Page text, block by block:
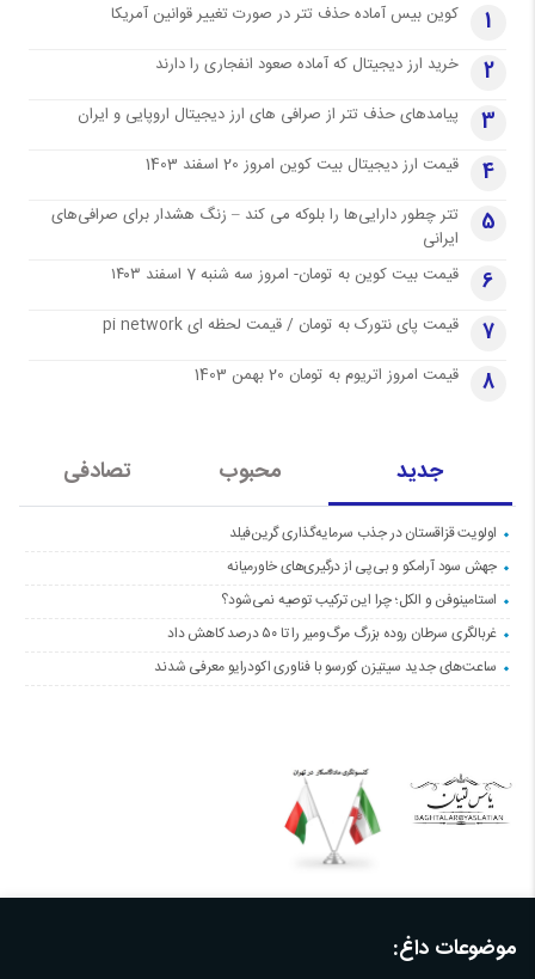
1 کوین بیس آماده حذف تتر در صورت تغییر قوانین آمریکا
2 خرید ارز دیجیتال که آماده صعود انفجاری را دارند
3 پیامدهای حذف تتر از صرافی های ارز دیجیتال اروپایی و ایران
4 قیمت ارز دیجیتال بیت کوین امروز 20 اسفند 1403
5
تتر چطور دارایی‌ها را بلوکه می کند – زنگ هشدار برای صرافی‌های
ایرانی
6 قیمت بیت کوین به تومان- امروز سه شنبه 7 اسفند ۱۴۰۳
7 قیمت پای نتورک به تومان / قیمت لحظه ای pi network
8 قیمت امروز اتریوم به تومان 20 بهمن 1403
جدید محبوب تصادفی
اولویت قزاقستان در جذب سرمایه‌گذاری گرین‌فیلد
جهش سود آرامکو و بی‌پی از درگیری‌های خاورمیانه
استامینوفن و الکل؛ چرا این ترکیب توصیه نمی‌شود؟
غربالگری سرطان روده بزرگ مرگ‌ومیر را تا ۵۰ درصد کاهش داد
ساعت‌های جدید سیتیزن کورسو با فناوری اکودرایو معرفی شدند
موضوعات داغ: